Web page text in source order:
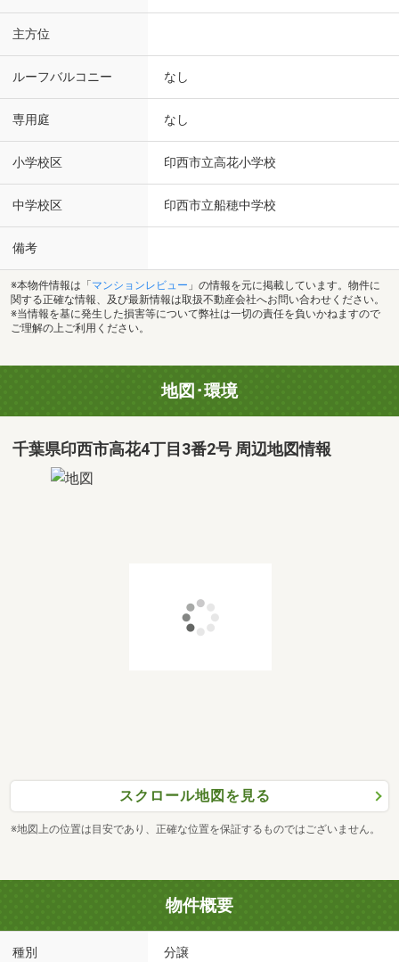
主方位
ルーフバルコニー なし
専用庭 なし
小学校区 印西市立高花小学校
中学校区 印西市立船穂中学校
備考
※本物件情報は「 マンションレビュー 」の情報を元に掲載しています。物件に
関する正確な情報、及び最新情報は取扱不動産会社へお問い合わせください。
※当情報を基に発生した損害等について弊社は一切の責任を負いかねますので
ご理解の上ご利用ください。
地図･環境
千葉県印西市高花4丁目3番2号 周辺地図情報
スクロール地図を見る
※地図上の位置は目安であり、正確な位置を保証するものではございません。
物件概要
種別 分譲